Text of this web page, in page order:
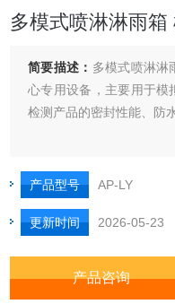
多模式喷淋淋雨
简要描述： 多模式喷淋淋
心专用设备，主要用于模
检测产品的密封性能、防
产品型号 AP-LY
更新时间 2026-05-23
产品咨询